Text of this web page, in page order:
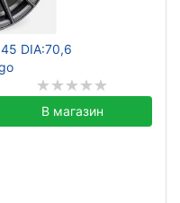
DIA:70,6
В магазин